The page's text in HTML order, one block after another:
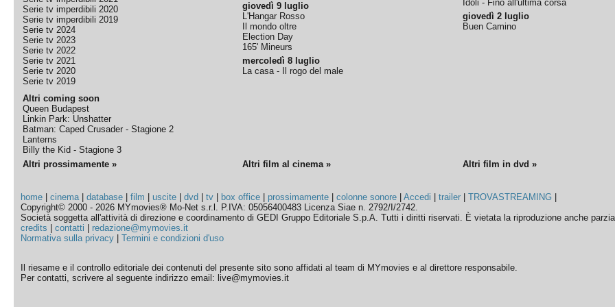
Serie tv imperdibili 2020
Serie tv imperdibili 2019
Serie tv 2024
Serie tv 2023
Serie tv 2022
Serie tv 2021
Serie tv 2020
Serie tv 2019
Altri coming soon
Queen Budapest
Linkin Park: Unshatter
Batman: Caped Crusader - Stagione 2
Lanterns
Billy the Kid - Stagione 3
giovedì 9 luglio
L'Hangar Rosso
Il mondo oltre
Election Day
165' Mineurs
mercoledì 8 luglio
La casa - Il rogo del male
Idoli - Fino all'ultima corsa
giovedì 2 luglio
Buen Camino
Altri prossimamente » Altri film al cinema » Altri film in dvd »
home |cinema|database |film |uscite |dvd |tv box office prossimamente |colonne sonore |Accedi |trailer |TROVASTREAMING
Copyright© 2000 - 2026 MYmovies® Mo-Net s.r.l. P.IVA: 05056400483 Licenza Siae n. 2792/I/2742.
Società soggetta all'attività di direzione e coordinamento di GEDI Gruppo Editoriale S.p.A. Tutti i diritti riservati. È vietata la riproduzione anche
credits |contatti
redazione@mymovies.it
Normativa sulla privacy |Termini e condizioni d'uso
Il riesame e il controllo editoriale dei contenuti del presente sito sono affidati al team di MYmovies e al direttore responsabile.
Per contatti, scrivere al seguente indirizzo email: live@mymovies.it